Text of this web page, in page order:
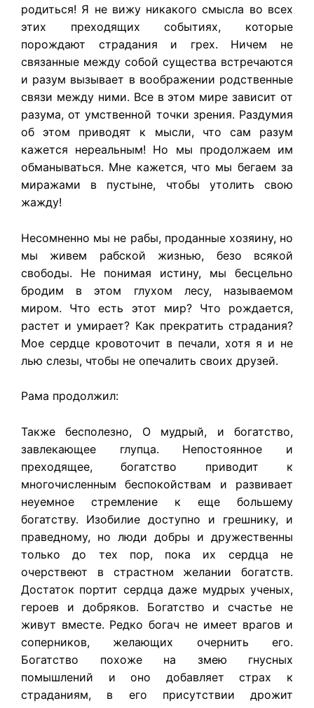
родиться! Я не вижу никакого смысла во всех
этих преходящих событиях, которые
порождают страдания и грех. Ничем не
связанные между собой существа встречаются
и разум вызывает в воображении родственные
связи между ними. Все в этом мире зависит от
разума, от умственной точки зрения. Раздумия
об этом приводят к мысли, что сам разум
кажется нереальным! Но мы продолжаем им
обманываться. Мне кажется, что мы бегаем за
миражами в пустыне, чтобы утолить свою
жажду!
Несомненно мы не рабы, проданные хозяину, но
мы живем рабской жизнью, безо всякой
свободы. Не понимая истину, мы бесцельно
бродим в этом глухом лесу, называемом
миром. Что есть этот мир? Что рождается,
растет и умирает? Как прекратить страдания?
Мое сердце кровоточит в печали, хотя я и не
лью слезы, чтобы не опечалить своих друзей.
Рама продолжил:
Также бесполезно, О мудрый, и богатство,
завлекающее глупца. Непостоянное и
преходящее, богатство приводит к
многочисленным беспокойствам и развивает
неуемное стремление к еще большему
богатству. Изобилие доступно и грешнику, и
праведному, но люди добры и дружественны
только до тех пор, пока их сердца не
очерствеют в страстном желании богатств.
Достаток портит сердца даже мудрых ученых,
героев и добряков. Богатство и счастье не
живут вместе. Редко богач не имеет врагов и
соперников, желающих очернить его.
Богатство похоже на змею гнусных
помышлений и оно добавляет страх к
страданиям, в его присутствии дрожит